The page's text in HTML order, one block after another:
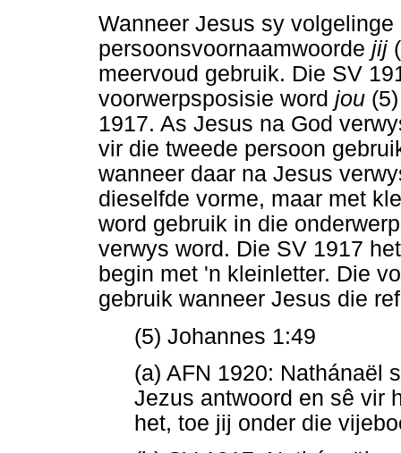
Wanneer Jesus sy
persoonsvoornaamwoorde jij
meervoud gebruik. Die SV
voorwerpsposisie word jou
1917. As Jesus na God
vir die tweede persoon
wanneer daar na Jesus
dieselfde vorme, maar met
word gebruik in die
verwys word. Die SV 1917
begin met 'n kleinletter. Die
gebruik wanneer Jesus die
(5) Johannes 1:49
(a) AFN 1920: Nathánaël
Jezus antwoord en sê vir
het, toe jij onder die